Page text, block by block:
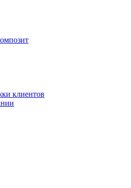
клиентов